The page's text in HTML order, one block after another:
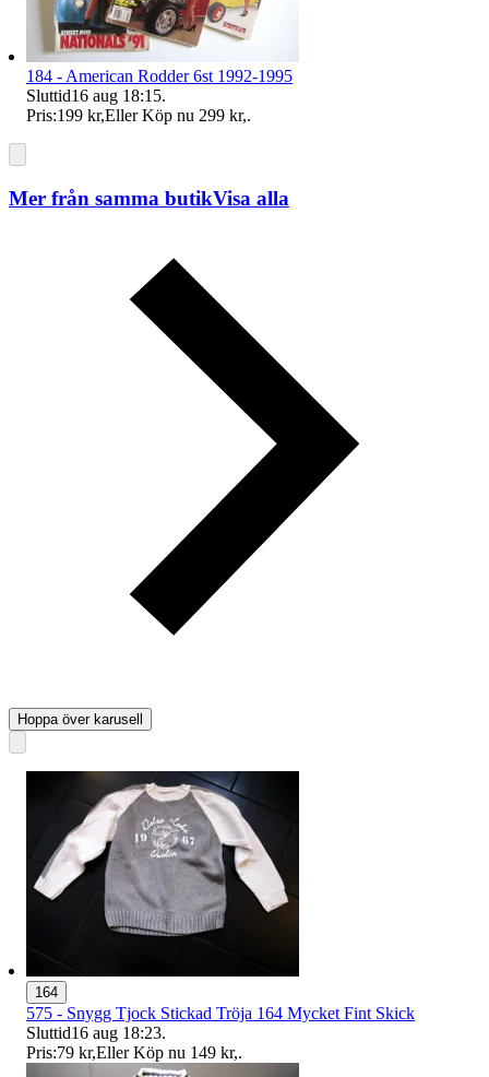
184 - American Rodder 6st 1992-1995
Sluttid16 aug 18:15.
Pris:199 kr,Eller Köp nu 299 kr,.
Mer från samma butikVisa alla
Hoppa över karusell
164
575 - Snygg Tjock Stickad Tröja 164 Mycket Fint Skick
Sluttid16 aug 18:23.
Pris:79 kr,Eller Köp nu 149 kr,.